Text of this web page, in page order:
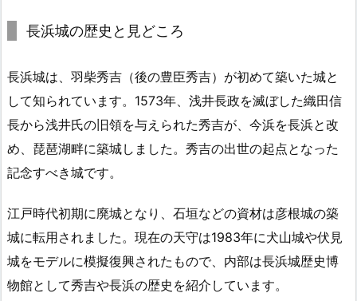
長浜城の歴史と見どころ
長浜城は、羽柴秀吉（後の豊臣秀吉）が初めて築いた城と
して知られています。1573年、浅井長政を滅ぼした織田信
長から浅井氏の旧領を与えられた秀吉が、今浜を長浜と改
め、琵琶湖畔に築城しました。秀吉の出世の起点となった
記念すべき城です。
江戸時代初期に廃城となり、石垣などの資材は彦根城の築
城に転用されました。現在の天守は1983年に犬山城や伏見
城をモデルに模擬復興されたもので、内部は長浜城歴史博
物館として秀吉や長浜の歴史を紹介しています。